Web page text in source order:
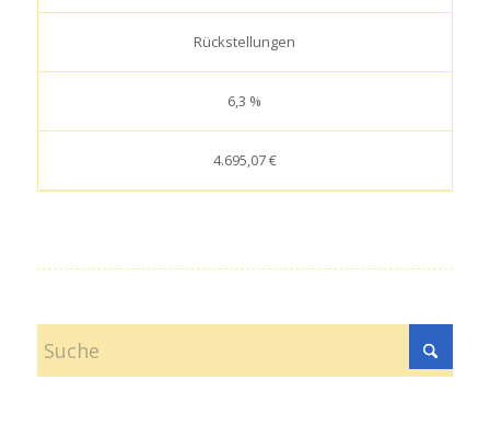
Rückstellungen
6,3 %
4.695,07 €